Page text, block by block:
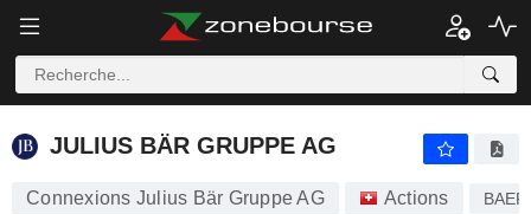
JULIUS BÄR GRUPPE AG
JULIUS BÄR GRUPPE AG
Connexions Julius Bär Gruppe AG Actions BAER